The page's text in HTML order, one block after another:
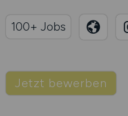
Jetzt bewerben
100+ Jobs